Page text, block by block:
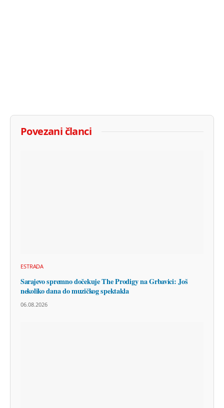
Povezani članci
ESTRADA
Sarajevo spremno dočekuje The Prodigy na Grbavici: Još
nekoliko dana do muzičkog spektakla
06.08.2026